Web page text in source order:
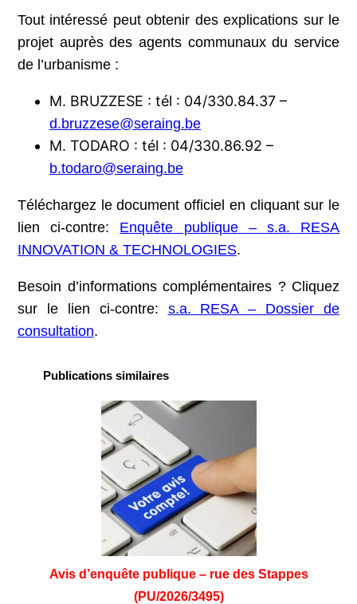
Tout intéressé peut obtenir des explications sur le
projet auprès des agents communaux du service
de l’urbanisme :
M. BRUZZESE : tél : 04/330.84.37 –
d.bruzzese@seraing.be
M. TODARO : tél : 04/330.86.92 –
b.todaro@seraing.be
Téléchargez le document officiel en cliquant sur le
lien ci-contre: Enquête publique – s.a. RESA
INNOVATION & TECHNOLOGIES.
Besoin d’informations complémentaires ? Cliquez
sur le lien ci-contre: s.a. RESA – Dossier de
consultation.
Publications similaires
Avis d’enquête publique – rue des Stappes
(PU/2026/3495)